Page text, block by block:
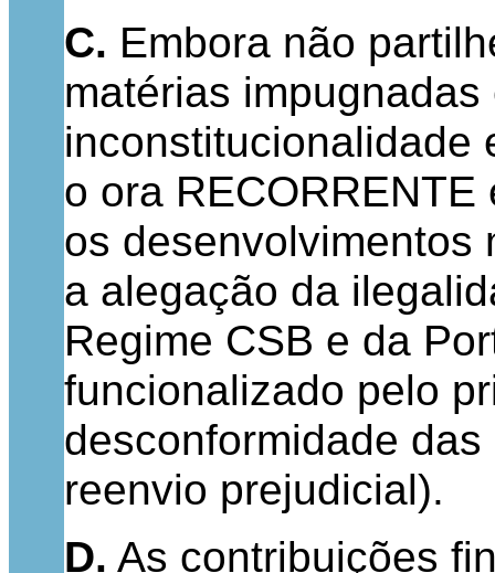
C. Embora não
matérias
inconstitucionalidade
o ora
os desenvolvimentos
a alegação da
Regime CSB e da
funcionalizado pelo
desconformidade
reenvio prejudicial).
D. As contribuições